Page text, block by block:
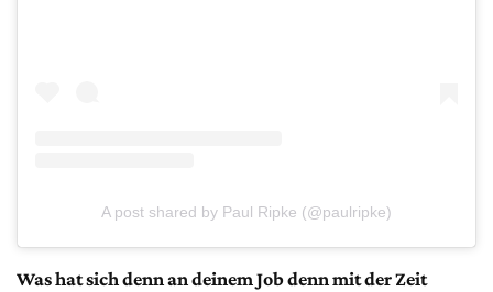
A post shared by Paul Ripke (@paulripke)
Was hat sich denn an deinem Job denn mit der Zeit